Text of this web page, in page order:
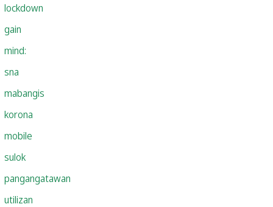
lockdown
gain
mind:
sna
mabangis
korona
mobile
sulok
pangangatawan
utilizan